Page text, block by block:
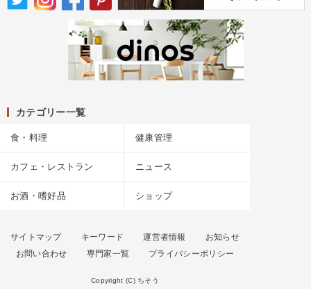
カテゴリー一覧
食・料理 健康管理
カフェ・レストラン ニュース
お酒・嗜好品 ショップ
サイトマップ キーワード 運営者情報
お知らせ
お問い合わせ
専門家一覧 プライバシーポリシー
Copyright (C) ちそう